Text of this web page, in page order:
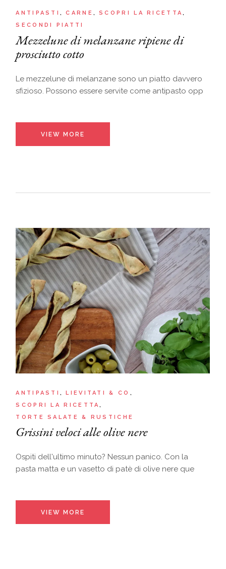
ANTIPASTI CARNE
SCOPRI LA RICETTA
SECONDI PIATTI
Mezzelune di melanzane ripiene di
prosciutto cotto
Le mezzelune di melanzane sono un piatto davvero
sfizioso. Possono essere servite come antipasto opp
VIEW MORE
ANTIPASTI
LIEVITATI & CO
SCOPRI LA RICETTA
TORTE SALATE & RUSTICHE
Grissini veloci alle olive nere
Ospiti dell'ultimo minuto? Nessun panico. Con la
pasta matta e un vasetto di patè di olive nere que
VIEW MORE